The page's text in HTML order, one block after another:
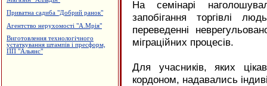
Виробництво еластичної резинки
На семінарі
запобігання торгівлі
переведенні
міграційних процесів.
Для учасників, яких
кордоном, надавались